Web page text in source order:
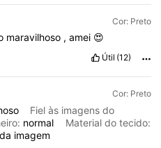
Cor: Preto
maravilhoso ,amei 😍
Útil (12)
Cor: Preto
Fiel às imagens do
normal
Material do tecido:
da imagem